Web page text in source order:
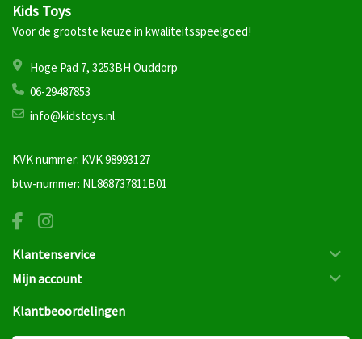
Kids Toys
Voor de grootste keuze in kwaliteitsspeelgoed!
Hoge Pad 7, 3253BH Ouddorp
06-29487853
info@kidstoys.nl
KVK nummer: KVK 98993127
btw-nummer: NL868737811B01
Klantenservice
Mijn account
Klantbeoordelingen